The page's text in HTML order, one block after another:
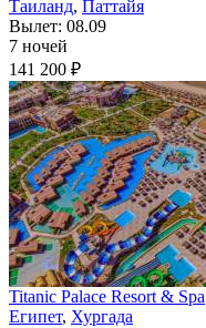
Таиланд, Паттайя
Вылет: 08.09
7 ночей
141 200 ₽
Titanic Palace Resort & Spa
Египет, Хургада